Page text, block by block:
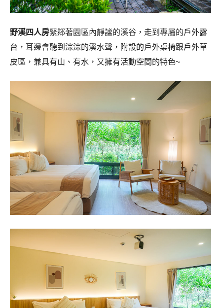
野溪四人房緊鄰著園區內靜謐的溪谷，走到專屬的戶外露
台，耳邊會聽到淙淙的溪水聲，附設的戶外桌椅跟戶外草
皮區，兼具有山、有水，又擁有活動空間的特色~